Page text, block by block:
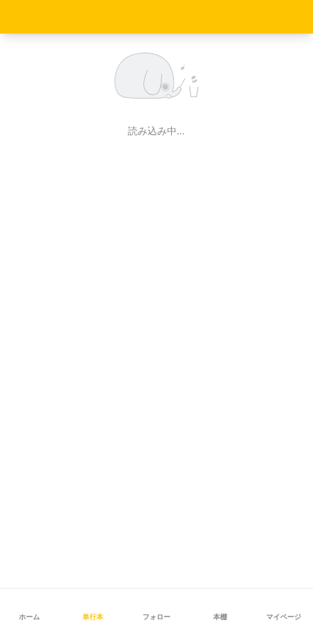
読み込み中…
ホーム 単行本 フォロー 本棚 マイページ